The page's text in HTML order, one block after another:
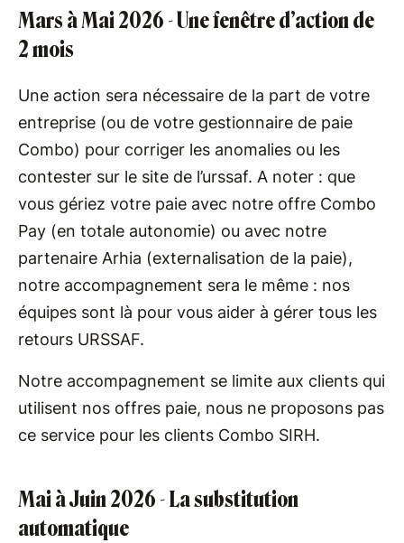
Mars à Mai 2026 - Une fenêtre d’action de
2 mois
Une action sera nécessaire de la part de votre
entreprise (ou de votre gestionnaire de paie
Combo) pour corriger les anomalies ou les
contester sur le site de l’urssaf. A noter : que
vous gériez votre paie avec notre offre Combo
Pay (en totale autonomie) ou avec notre
partenaire Arhia (externalisation de la paie),
notre accompagnement sera le même : nos
équipes sont là pour vous aider à gérer tous les
retours URSSAF.
Notre accompagnement se limite aux clients qui
utilisent nos offres paie, nous ne proposons pas
ce service pour les clients Combo SIRH.
Mai à Juin 2026 - La substitution
automatique